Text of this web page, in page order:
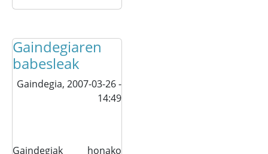
Gaindegiaren
babesleak
Gaindegia, 2007-03-26 -
14:49
Gaindegiak honako